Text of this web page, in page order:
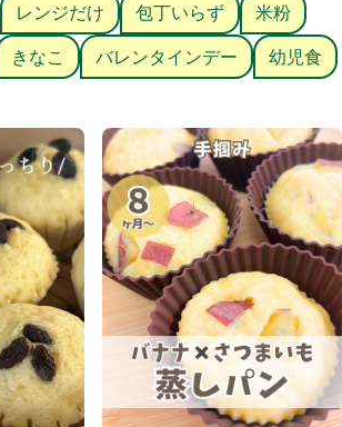
レンジだけ 包丁いらず
米粉
きなこ バレンタインデー 幼児食